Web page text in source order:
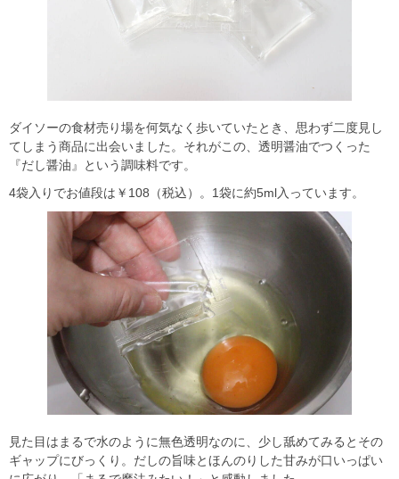
ダイソーの食材売り場を何気なく歩いていたとき、思わず二度見し
てしまう商品に出会いました。それがこの、透明醤油でつくった
『だし醤油』という調味料です。
4袋入りでお値段は￥108（税込）。1袋に約5ml入っています。
見た目はまるで水のように無色透明なのに、少し舐めてみるとその
ギャップにびっくり。だしの旨味とほんのりした甘みが口いっぱい